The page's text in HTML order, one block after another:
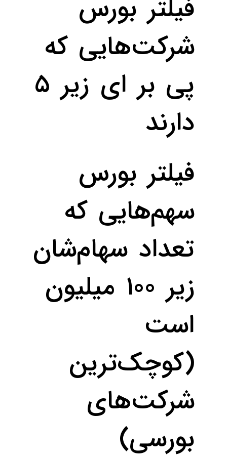
فیلتر بورس
شرکت‌هایی که
پی بر ای زیر ۵
دارند
فیلتر بورس
سهم‌هایی که
تعداد سهام‌شان
زیر ۱۰۰ میلیون
است
(کوچک‌ترین
شرکت‌های
بورسی)